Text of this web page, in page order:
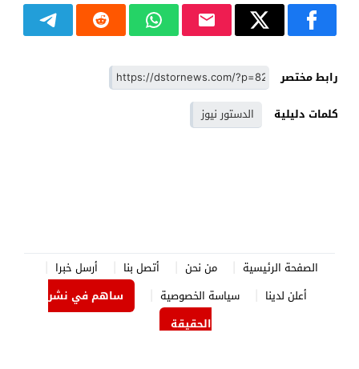
رابط مختصر
كلمات دليلية
الدستور نيوز
الصفحة الرئيسية من نحن أتصل بنا
أرسل خبرا
أعلن لدينا
سياسة الخصوصية
ساهم في نشر
الحقيقة